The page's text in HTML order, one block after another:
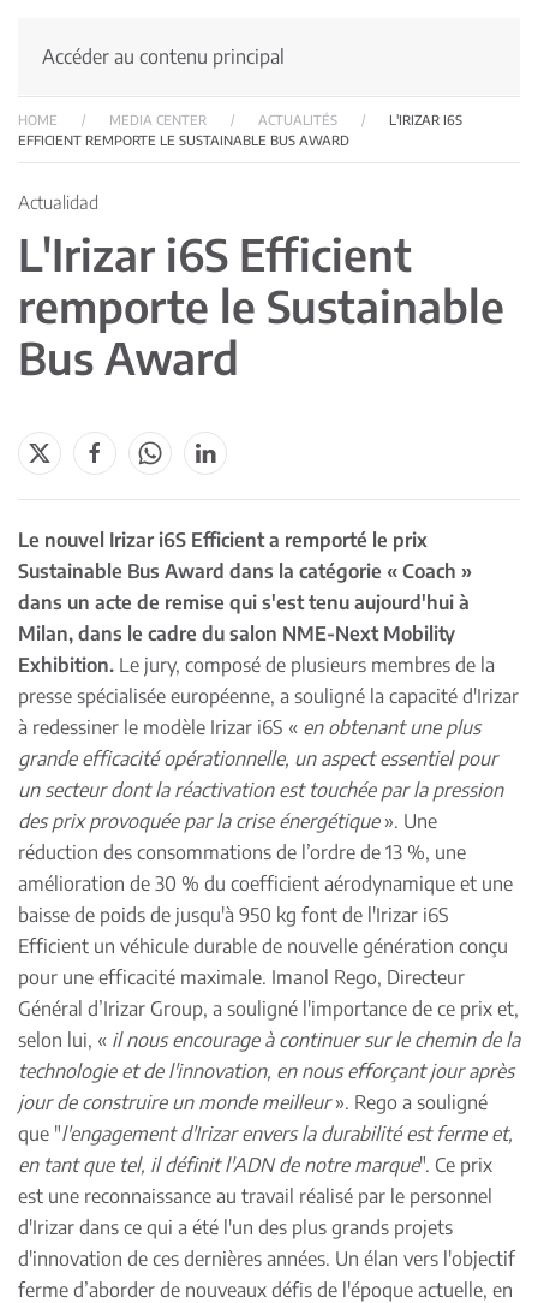
Accéder au contenu principal
HOME MEDIA CENTER ACTUALITÉS
L'IRIZAR I6S
EFFICIENT REMPORTE LE SUSTAINABLE BUS AWARD
Actualidad
L'Irizar i6S Efficient
remporte le Sustainable
Bus Award
Le nouvel Irizar i6S Efficient a remporté le prix
Sustainable Bus Award dans la catégorie « Coach »
dans un acte de remise qui s'est tenu aujourd'hui à
Milan, dans le cadre du salon NME-Next Mobility
Exhibition. Le jury, composé de plusieurs membres de la
presse spécialisée européenne, a souligné la capacité d'Irizar
à redessiner le modèle Irizar i6S « en obtenant une plus
grande efficacité opérationnelle, un aspect essentiel pour
un secteur dont la réactivation est touchée par la pression
des prix provoquée par la crise énergétique». Une
réduction des consommations de l’ordre de 13 %, une
amélioration de 30 % du coefficient aérodynamique et une
baisse de poids de jusqu'à 950 kg font de l'Irizar i6S
Efficient un véhicule durable de nouvelle génération conçu
pour une efficacité maximale. Imanol Rego, Directeur
Général d’Irizar Group, a souligné l'importance de ce prix et,
selon lui, « il nous encourage à continuer sur le chemin de la
technologie et de l'innovation, en nous efforçant jour après
jour de construire un monde meilleur». Rego a souligné
que "l'engagement d'Irizar envers la durabilité est ferme et,
en tant que tel, il définit l'ADN de notre marque". Ce prix
est une reconnaissance au travail réalisé par le personnel
d'Irizar dans ce qui a été l'un des plus grands projets
d'innovation de ces dernières années. Un élan vers l'objectif
ferme d’aborder de nouveaux défis de l'époque actuelle, en